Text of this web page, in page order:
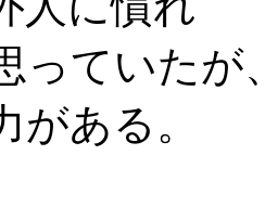
っていたが
がある。